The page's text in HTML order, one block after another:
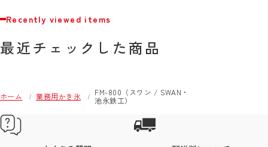
Recently viewed items
最近チェックした商品
ホーム 業務用かき氷
FM-800（スワン / SWAN・
池永鉄工）